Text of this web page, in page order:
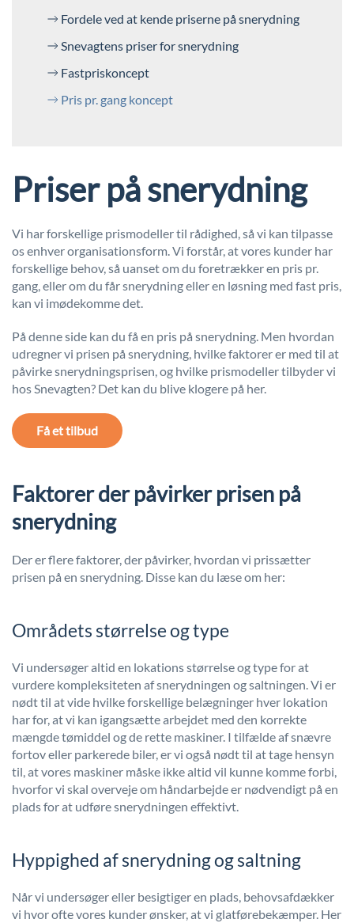
Fordele ved at kende priserne på snerydning
Snevagtens priser for snerydning
Fastpriskoncept
Pris pr. gang koncept
Priser på snerydning
Vi har forskellige prismodeller til rådighed, så vi kan tilpasse
os enhver organisationsform. Vi forstår, at vores kunder har
forskellige behov, så uanset om du foretrækker en pris pr.
gang, eller om du får snerydning eller en løsning med fast pris,
kan vi imødekomme det.
På denne side kan du få en pris på snerydning. Men hvordan
udregner vi prisen på snerydning, hvilke faktorer er med til at
påvirke snerydningsprisen, og hvilke prismodeller tilbyder vi
hos Snevagten? Det kan du blive klogere på her.
Få et tilbud
Faktorer der påvirker prisen på
snerydning
Der er flere faktorer, der påvirker, hvordan vi prissætter
prisen på en snerydning. Disse kan du læse om her:
Områdets størrelse og type
Vi undersøger altid en lokations størrelse og type for at
vurdere kompleksiteten af snerydningen og saltningen. Vi er
nødt til at vide hvilke forskellige belægninger hver lokation
har for, at vi kan igangsætte arbejdet med den korrekte
mængde tømiddel og de rette maskiner. I tilfælde af snævre
fortov eller parkerede biler, er vi også nødt til at tage hensyn
til, at vores maskiner måske ikke altid vil kunne komme forbi,
hvorfor vi skal overveje om håndarbejde er nødvendigt på en
plads for at udføre snerydningen effektivt.
Hyppighed af snerydning og saltning
Når vi undersøger eller besigtiger en plads, behovsafdækker
vi hvor ofte vores kunder ønsker, at vi glatførebekæmper. Her